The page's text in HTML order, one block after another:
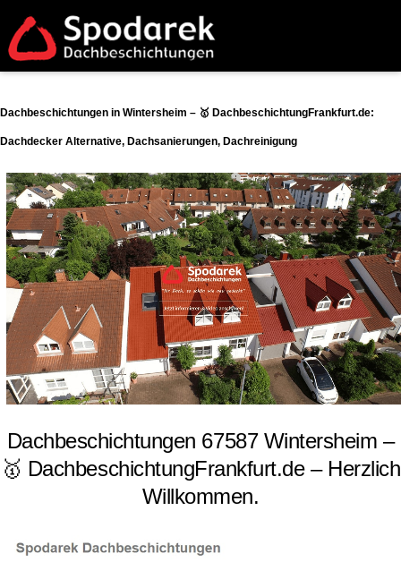
Dachbeschichtungen in Wintersheim – 🥇 DachbeschichtungFrankfurt.de:
Dachdecker Alternative, Dachsanierungen, Dachreinigung
Dachbeschichtungen 67587 Wintersheim –
🥇 DachbeschichtungFrankfurt.de – Herzlich
Willkommen.